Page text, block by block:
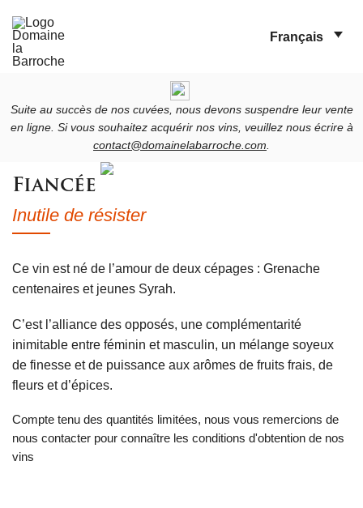
Français
Suite au succès de nos cuvées, nous devons suspendre leur vente
en ligne. Si vous souhaitez acquérir nos vins, veuillez nous écrire à
contact@domainelabarroche.com
Fiancée
Inutile de résister
Ce vin est né de l’amour de deux cépages : Grenache
centenaires et jeunes Syrah.
C’est l’alliance des opposés, une complémentarité
inimitable entre féminin et masculin, un mélange soyeux
de finesse et de puissance aux arômes de fruits frais, de
fleurs et d’épices.
Compte tenu des quantités limitées, nous vous remercions de
nous contacter pour connaître les conditions d'obtention de nos
vins